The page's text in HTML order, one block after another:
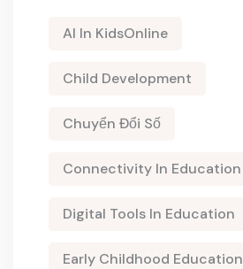
AI In KidsOnline
Child Development
Chuyển Đổi Số
Connectivity In Education
Digital Tools In Education
Early Childhood Education